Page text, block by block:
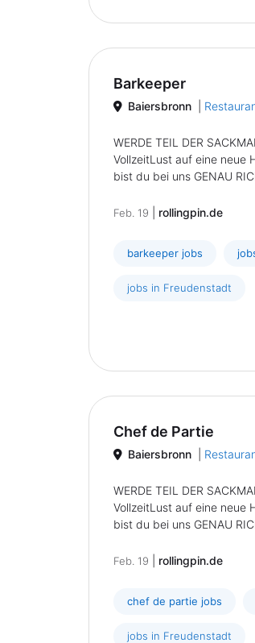
Barkeeper
Baiersbronn
WERDE TEIL DER
VollzeitLust auf eine neue
bist du bei uns GENAU
Feb. 19 rollingpin.de
barkeeper jobs
jobs in Freudenstadt
Chef de Partie
Baiersbronn
WERDE TEIL DER
VollzeitLust auf eine neue
bist du bei uns GENAU
Feb. 19 rollingpin.de
chef de partie jobs
jobs in Freudenstadt